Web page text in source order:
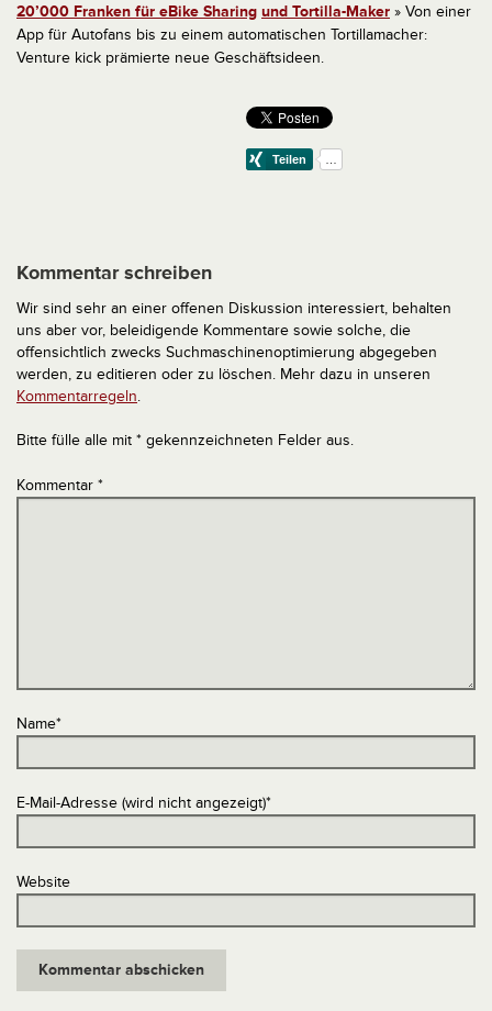
20’000 Franken für eBike Sharing und Tortilla-Maker » Von einer
App für Autofans bis zu einem automatischen Tortillamacher:
Venture kick prämierte neue Geschäftsideen.
Kommentar schreiben
Wir sind sehr an einer offenen Diskussion interessiert, behalten
uns aber vor, beleidigende Kommentare sowie solche, die
offensichtlich zwecks Suchmaschinenoptimierung abgegeben
werden, zu editieren oder zu löschen. Mehr dazu in unseren
Kommentarregeln.
Bitte fülle alle mit * gekennzeichneten Felder aus.
Kommentar *
Name*
E-Mail-Adresse (wird nicht angezeigt)*
Website